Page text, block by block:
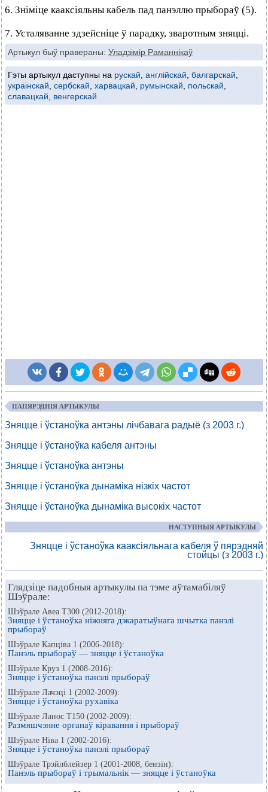
6. Зніміце кааксіяльны кабель пад панэллю прыбораў (5).
7. Усталяванне здзейсніце ў парадку, зваротным зняцці.
Артыкул быў правераны: Уладзімір Раманнікаў
Гэты артыкул даступны на рускай англійскай балгарскай
украінскай сербскай харвацкай румынскай польскай
славацкай
венгерскай
ПАПЯРЭДНІЯ АРТЫКУЛЫ
Зняцце і ўстаноўка антэны лічбавага радыё (з 2003 г.)
Зняцце і ўстаноўка кабеля антэны
Зняцце і ўстаноўка антэны
Зняцце і ўстаноўка дынаміка нізкіх частот
Зняцце і ўстаноўка дынаміка высокіх частот
НАСТУПНЫЯ АРТЫКУЛЫ
Зняцце і ўстаноўка кааксіяльнага кабеля ў пярэдняй
стойцы (з 2003 г.)
Глядзіце падобныя артыкулы па тэме аўтамабіляў
Шэўрале:
Шэўрале Авеа Т300 (2012-2018):
Зняцце і ўстаноўка ніжняга дэкаратыўнага шчытка панэлі
прыбораў
Шэўрале Капціва 1 (2006-2018):
Панэль прыбораў — зняцце і ўстаноўка
Шэўрале Круз 1 (2008-2016):
Зняцце і ўстаноўка панэлі прыбораў
Шэўрале Лачэці 1 (2002-2009):
Зняцце і ўстаноўка рухавіка
Шэўрале Ланос Т150 (2002-2009):
Размяшчэнне органаў кіравання і прыбораў
Шэўрале Ніва 1 (2002-2016):
Зняцце і ўстаноўка панэлі прыбораў
Шэўрале Трэйлблейзер 1 (2001-2008, бензін):
Панэль прыбораў і трымальнік — зняцце і ўстаноўка